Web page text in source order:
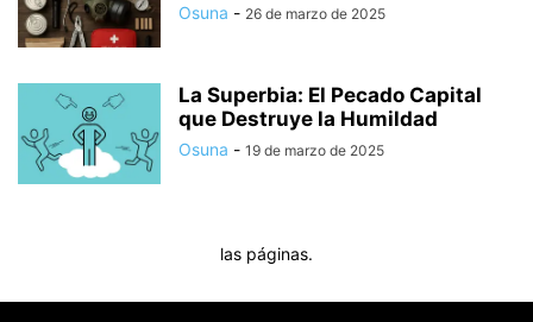
Osuna - 26 de marzo de 2025
La Superbia: El Pecado Capital
que Destruye la Humildad
Osuna - 19 de marzo de 2025
las páginas.